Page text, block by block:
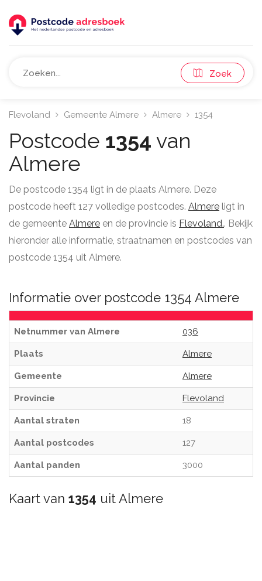
Zoek
Flevoland Gemeente Almere Almere 1354
Postcode 1354 van
Almere
De postcode 1354 ligt in de plaats Almere. Deze
postcode heeft 127 volledige postcodes. Almere ligt in
de gemeente Almere en de provincie is Flevoland.. Bekijk
hieronder alle informatie, straatnamen en postcodes van
postcode 1354 uit Almere.
Informatie over postcode 1354 Almere
Netnummer van Almere 036
Plaats Almere
Gemeente Almere
Provincie Flevoland
Aantal straten 18
Aantal postcodes 127
Aantal panden 3000
Kaart van 1354 uit Almere